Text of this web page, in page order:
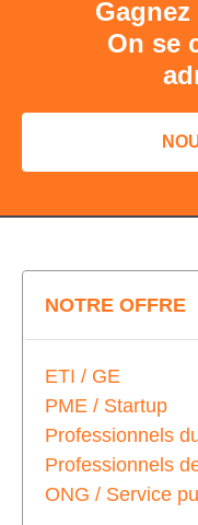
On se
NOTRE OFFRE
ETI / GE
PME / Startup
Professionnels
Professionnels
ONG / Service